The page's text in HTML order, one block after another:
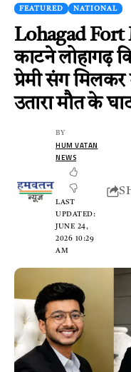
FEATURED NATIONAL
Lohagad
काटने लोहागढ़
प्रेमी संग
उतारा मौत के
LAST
UPDATED:
JUNE 24,
2026 10:29
AM
BY
HUM VATAN
NEWS